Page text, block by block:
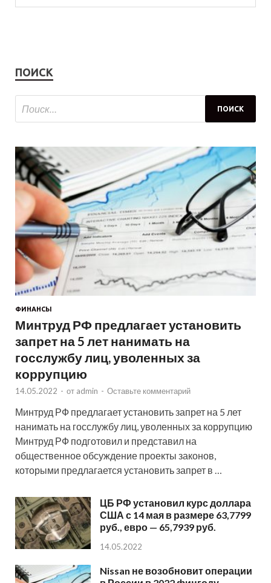
ПОИСК
ФИНАНСЫ
Минтруд РФ предлагает установить
запрет на 5 лет нанимать на
госслужбу лиц, уволенных за
коррупцию
14.05.2022 - от admin - Оставьте комментарий
Минтруд РФ предлагает установить запрет на 5 лет
нанимать на госслужбу лиц, уволенных за коррупцию
Минтруд РФ подготовил и представил на
общественное обсуждение проекты законов,
которыми предлагается установить запрет в …
ЦБ РФ установил курс доллара
США с 14 мая в размере 63,7799
руб., евро — 65,7939 руб.
14.05.2022
Nissan не возобновит операции